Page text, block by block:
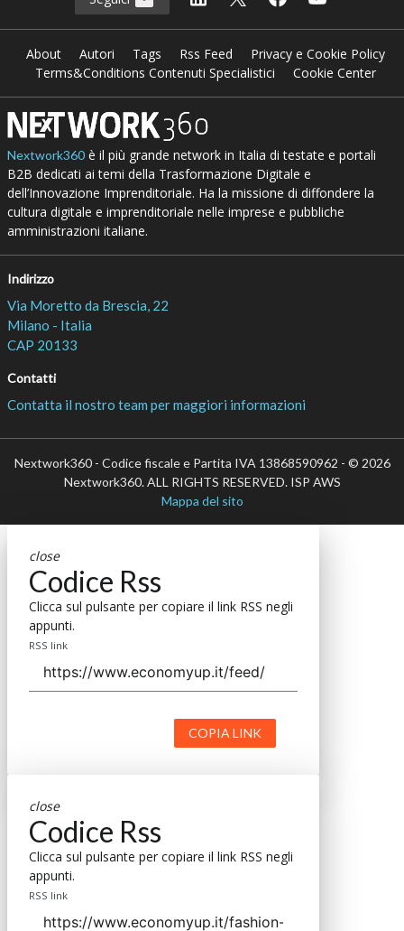
About Autori Tags Rss Feed
Privacy e Cookie Policy
Terms&Conditions Contenuti Specialistici
Cookie Center
Nextwork360è il più grande network in Italia di testate e portali
B2B dedicati ai temi della Trasformazione Digitale e
dell’Innovazione Imprenditoriale. Ha la missione di diffondere la
cultura digitale e imprenditoriale nelle imprese e pubbliche
amministrazioni italiane.
Indirizzo
Via Moretto da Brescia, 22
Milano - Italia
CAP 20133
Contatti
Contatta il nostro team per maggiori informazioni
Nextwork360 - Codice fiscale e Partita IVA 13868590962 - © 2026
Nextwork360. ALL RIGHTS RESERVED. ISP AWS
Mappa del sito
close
Codice Rss
Clicca sul pulsante per copiare il link RSS negli
appunti.
RSS link
COPIA LINK
close
Codice Rss
Clicca sul pulsante per copiare il link RSS negli
appunti.
RSS link